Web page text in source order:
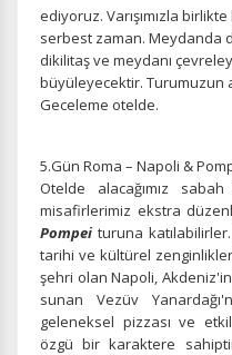
ediyoruz. Varışımızla
serbest zaman. Meydanda
dikilitaş ve meydanı
büyüleyecektir. Turumuzun
Geceleme otelde.
5.Gün Roma – Napoli &
Otelde alacağımız sabah
misafirlerimiz ekstra
Pompei turuna katılabilirler.
tarihi ve kültürel
şehri olan Napoli,
sunan Vezüv
geleneksel pizzası ve
özgü bir karaktere